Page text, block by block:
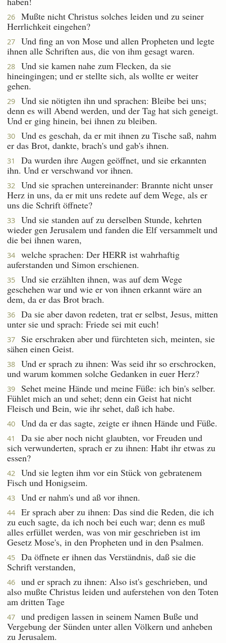
26
Mußte nicht Christus solches leiden und zu seiner
Herrlichkeit eingehen?
27
Und fing an von Mose und allen Propheten und legte
ihnen alle Schriften aus, die von ihm gesagt waren.
28
Und sie kamen nahe zum Flecken, da sie
hineingingen; und er stellte sich, als wollte er weiter
gehen.
29
Und sie nötigten ihn und sprachen: Bleibe bei uns;
denn es will Abend werden, und der Tag hat sich geneigt.
Und er ging hinein, bei ihnen zu bleiben.
30
Und es geschah, da er mit ihnen zu Tische saß, nahm
er das Brot, dankte, brach's und gab's ihnen.
31
Da wurden ihre Augen geöffnet, und sie erkannten
ihn. Und er verschwand vor ihnen.
32
Und sie sprachen untereinander: Brannte nicht unser
Herz in uns, da er mit uns redete auf dem Wege, als er
uns die Schrift öffnete?
33
Und sie standen auf zu derselben Stunde, kehrten
wieder gen Jerusalem und fanden die Elf versammelt und
die bei ihnen waren,
34
welche sprachen: Der HERR ist wahrhaftig
auferstanden und Simon erschienen.
35
Und sie erzählten ihnen, was auf dem Wege
geschehen war und wie er von ihnen erkannt wäre an
dem, da er das Brot brach.
36
Da sie aber davon redeten, trat er selbst, Jesus, mitten
unter sie und sprach: Friede sei mit euch!
37
Sie erschraken aber und fürchteten sich, meinten, sie
sähen einen Geist.
38
Und er sprach zu ihnen: Was seid ihr so erschrocken,
und warum kommen solche Gedanken in euer Herz?
39
Sehet meine Hände und meine Füße: ich bin's selber.
Fühlet mich an und sehet; denn ein Geist hat nicht
Fleisch und Bein, wie ihr sehet, daß ich habe.
40 Und da er das sagte, zeigte er ihnen Hände und Füße.
41
Da sie aber noch nicht glaubten, vor Freuden und
sich verwunderten, sprach er zu ihnen: Habt ihr etwas zu
essen?
42
Und sie legten ihm vor ein Stück von gebratenem
Fisch und Honigseim.
43 Und er nahm's und aß vor ihnen.
44
Er sprach aber zu ihnen: Das sind die Reden, die ich
zu euch sagte, da ich noch bei euch war; denn es muß
alles erfüllet werden, was von mir geschrieben ist im
Gesetz Mose's, in den Propheten und in den Psalmen.
45
Da öffnete er ihnen das Verständnis, daß sie die
Schrift verstanden,
46
und er sprach zu ihnen: Also ist's geschrieben, und
also mußte Christus leiden und auferstehen von den Toten
am dritten Tage
47
und predigen lassen in seinem Namen Buße und
Vergebung der Sünden unter allen Völkern und anheben
zu Jerusalem.